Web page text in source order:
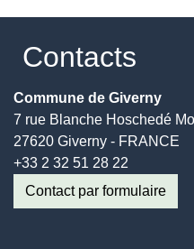
Contacts
Commune de Giverny
7 rue Blanche Hoschedé
27620 Giverny - FRANCE
+33 2 32 51 28 22
Contact par formulaire